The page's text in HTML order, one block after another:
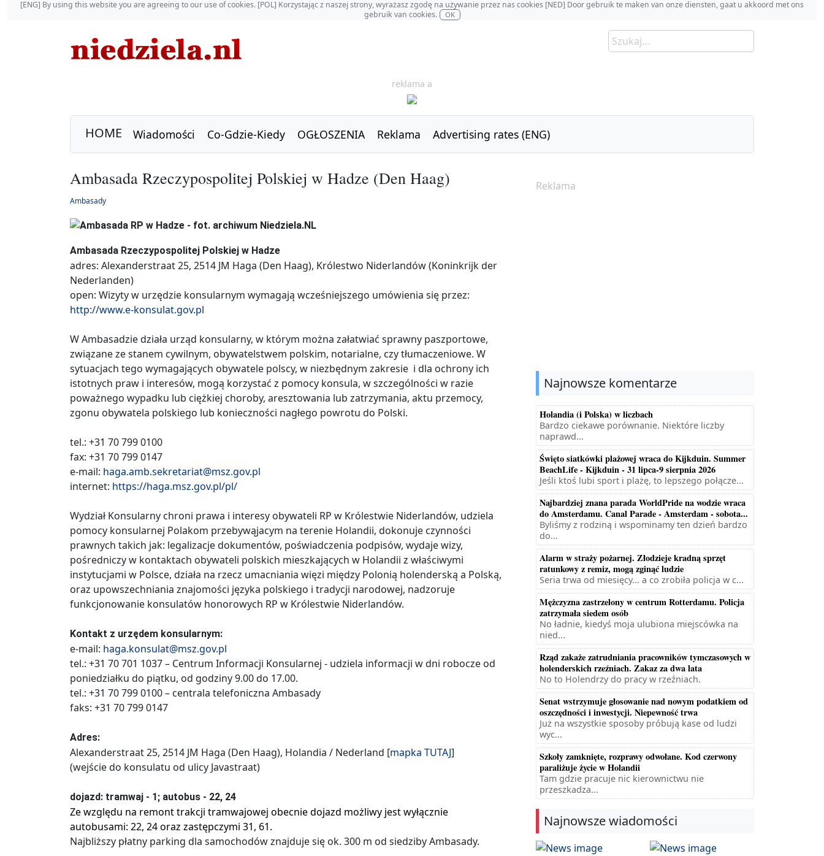
[ENG] By using this website you are agreeing to our use of cookies. [POL] Korzystając z naszej strony, wyrażasz zgodę na używanie przez nas cookies [NED] Door gebruik te maken van onze diensten, gaat u akkoord met ons
gebruik van cookies.
OK
reklama a
HOME Wiadomości Co-Gdzie-Kiedy OGŁOSZENIA Reklama Advertising rates (ENG)
Ambasada Rzeczypospolitej Polskiej w Hadze (Den Haag)
Ambasady
Ambasada Rzeczypospolitej Polskiej w Hadze
adres: Alexanderstraat 25, 2514 JM Haga (Den Haag), Królestwo Niderlandów (Koninkrijk der
Nederlanden)
open: Wizyty w urzędzie konsularnym wymagają wcześniejszego umówienia się przez:
http://www.e-konsulat.gov.pl
W Ambasadzie działa urząd konsularny, w którym można załatwiać sprawny paszportowe,
związane ze stanem cywilnym, obywatelstwem polskim, notarialne, czy tłumaczeniowe. W
sytuacjach tego wymagających obywatele polscy, w niezbędnym zakresie i dla ochrony ich
istotnych praw i interesów, mogą korzystać z pomocy konsula, w szczególności w razie
poważnego wypadku lub ciężkiej choroby, aresztowania lub zatrzymania, aktu przemocy,
zgonu obywatela polskiego lub konieczności nagłego powrotu do Polski.
tel.: +31 70 799 0100
fax: +31 70 799 0147
e-mail: haga.amb.sekretariat@msz.gov.pl
internet: https://haga.msz.gov.pl/pl/
Wydział Konsularny chroni prawa i interesy obywateli RP w Królestwie Niderlandów, udziela
pomocy konsularnej Polakom przebywąjacym na terenie Holandii, dokonuje czynności
prawnych takich jak: legalizacje dokumentów, poświadczenia podpisów, wydaje wizy,
pośredniczy w kontaktach obywateli polskich mieszkających w Holandii z właściwymi
instytucjami w Polsce, działa na rzecz umacniania więzi między Polonią holenderską a Polską,
oraz upowszechniania znajomości języka polskiego i tradycji narodowej, nadzoruje
funkcjonowanie konsulatów honorowych RP w Królestwie Niderlandów.
Kontakt z urzędem konsularnym:
e-mail: haga.konsulat@msz.gov.pl
tel.: +31 70 701 1037 – Centrum Informacji Konsularnej - udziela informacji w dni robocze od
poniedziałku do piątku, od godziny 9.00 do 17.00.
tel.: +31 70 799 0100 – centrala telefoniczna Ambasady
faks: +31 70 799 0147
Adres:
Alexanderstraat 25, 2514 JM Haga (Den Haag), Holandia / Nederland [mapka TUTAJ]
(wejście do konsulatu od ulicy Javastraat)
dojazd: tramwaj - 1; autobus - 22, 24
Ze względu na remont trakcji tramwajowej obecnie dojazd możliwy jest wyłącznie
autobusami: 22, 24 oraz zastępczymi 31, 61.
Najbliższy płatny parking dla samochodów znajduje się ok. 300 m od siedziby Ambasady.
Reklama
Najnowsze komentarze
Holandia (i Polska) w liczbach
Bardzo ciekawe porównanie. Niektóre liczby
naprawd...
Święto siatkówki plażowej wraca do Kijkduin. Summer
BeachLife - Kijkduin - 31 lipca-9 sierpnia 2026
Jeśli ktoś lubi sport i plażę, to lepszego połącze...
Najbardziej znana parada WorldPride na wodzie wraca
do Amsterdamu. Canal Parade - Amsterdam - sobota...
Byliśmy z rodziną i wspominamy ten dzień bardzo
do...
Alarm w straży pożarnej. Złodzieje kradną sprzęt
ratunkowy z remiz, mogą zginąć ludzie
Seria trwa od miesięcy... a co zrobiła policja w c...
Mężczyzna zastrzelony w centrum Rotterdamu. Policja
zatrzymała siedem osób
No ładnie, kiedyś moja ulubiona miejscówka na
nied...
Rząd zakaże zatrudniania pracowników tymczasowych w
holenderskich rzeźniach. Zakaz za dwa lata
No to Holendrzy do pracy w rzeźniach.
Senat wstrzymuje głosowanie nad nowym podatkiem od
oszczędności i inwestycji. Niepewność trwa
Już na wszystkie sposoby próbują kase od ludzi
wyc...
Szkoły zamknięte, rozprawy odwołane. Kod czerwony
paraliżuje życie w Holandii
Tam gdzie pracuje nic kierownictwu nie
przeszkadza...
Najnowsze wiadomości